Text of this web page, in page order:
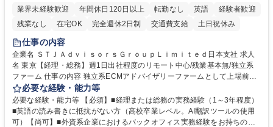
業界未経験歓迎
年間休日120日以上 転勤なし 英語
経験者歓迎
残業なし
在宅OK 完全週休2日制 交通費支給 土日祝休み
仕事の内容
企業名 ＳＴＪＡｄｖｉｓｏｒｓＧｒｏｕｐＬｉｍｉｔｅｄ日本支社 求人
名 東京【経理・総務】週1日出社程度のリモート中心/残業基本無/独立系
ファーム 仕事の内容 独立系ECMアドバイザリーファームとして上場前後
の資本市場戦略を設計する当社にて経理・総務をお任せします。基礎的な
バックオフィス業務からスタートし組織を支える専任担当として広く活躍
できる環境です。 ■日常経理、月次および年次決算サポート業務 ■本国
（グローバル）との英文メール対応（AI翻訳ツール等を使用しての対応で
必要な経験・能力等
必要な経験・能力等 【必須】■経理または総務の実務経験（1～3年程度）
■英語の読み書きに抵抗がない方（高校卒業レベル。AI翻訳ツールの使用
可）【尚可】■外資系企業におけるバックオフィス実務経験をお持ちの方